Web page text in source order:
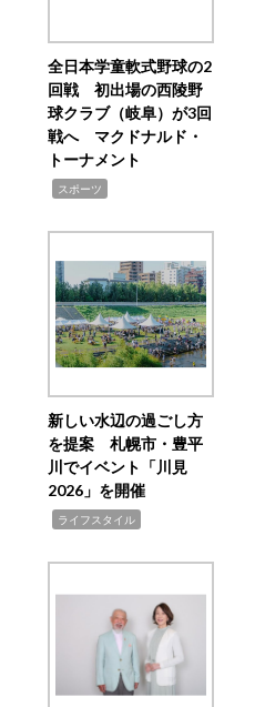
全日本学童軟式野球の2
回戦 初出場の西陵野
球クラブ（岐阜）が3回
戦へ マクドナルド・
トーナメント
スポーツ
新しい水辺の過ごし方
を提案 札幌市・豊平
川でイベント「川見
2026」を開催
ライフスタイル